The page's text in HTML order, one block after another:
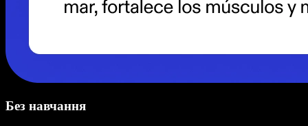
Без навчання